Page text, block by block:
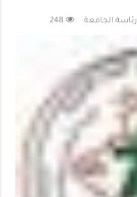
رئاسة الجامعة 248